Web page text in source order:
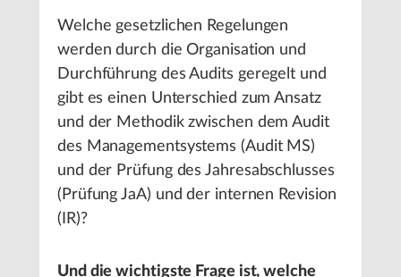
Welche gesetzlichen Regelungen
werden durch die Organisation und
Durchführung des Audits geregelt und
gibt es einen Unterschied zum Ansatz
und der Methodik zwischen dem Audit
des Managementsystems (Audit MS)
und der Prüfung des Jahresabschlusses
(Prüfung JaA) und der internen Revision
(IR)?
Und die wichtigste Frage ist, welche